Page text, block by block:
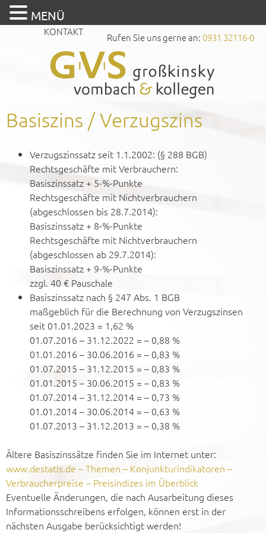
Rufen Sie uns gerne an: 0931 32116-0
KONTAKT
Basiszins / Verzugszins
Verzugszinssatz seit 1.1.2002: (§ 288 BGB)
Rechtsgeschäfte mit Verbrauchern:
Basiszinssatz + 5-%-Punkte
Rechtsgeschäfte mit Nichtverbrauchern
(abgeschlossen bis 28.7.2014):
Basiszinssatz + 8-%-Punkte
Rechtsgeschäfte mit Nichtverbrauchern
(abgeschlossen ab 29.7.2014):
Basiszinssatz + 9-%-Punkte
zzgl. 40 € Pauschale
Basiszinssatz nach § 247 Abs. 1 BGB
maßgeblich für die Berechnung von Verzugszinsen
seit 01.01.2023 = 1,62 %
01.07.2016 – 31.12.2022 = – 0,88 %
01.01.2016 – 30.06.2016 = – 0,83 %
01.07.2015 – 31.12.2015 = – 0,83 %
01.01.2015 – 30.06.2015 = – 0,83 %
01.07.2014 – 31.12.2014 = – 0,73 %
01.01.2014 – 30.06.2014 = – 0,63 %
01.07.2013 – 31.12.2013 = – 0,38 %
Ältere Basiszinssätze finden Sie im Internet unter:
www.destatis.de – Themen – Konjunkturindikatoren –
Verbraucherpreise – Preisindizes im Überblick
Eventuelle Änderungen, die nach Ausarbeitung dieses
Informationsschreibens erfolgen, können erst in der
nächsten Ausgabe berücksichtigt werden!
MENÜ